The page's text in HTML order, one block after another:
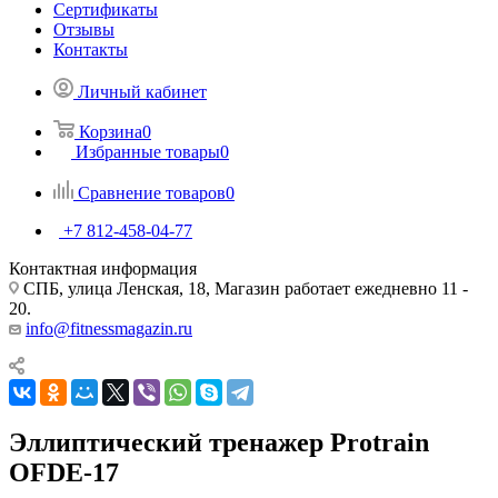
Сертификаты
Отзывы
Контакты
Личный кабинет
Корзина0
Избранные товары0
Сравнение товаров0
+7 812-458-04-77
Контактная информация
СПБ, улица Ленская, 18, Магазин работает ежедневно 11 -
20.
info@fitnessmagazin.ru
Эллиптический тренажер Protrain
OFDE-17